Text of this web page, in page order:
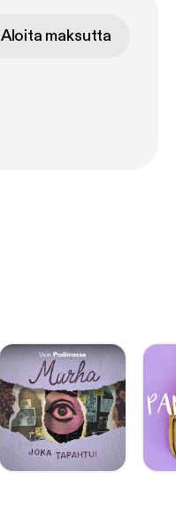
Aloita maksutta